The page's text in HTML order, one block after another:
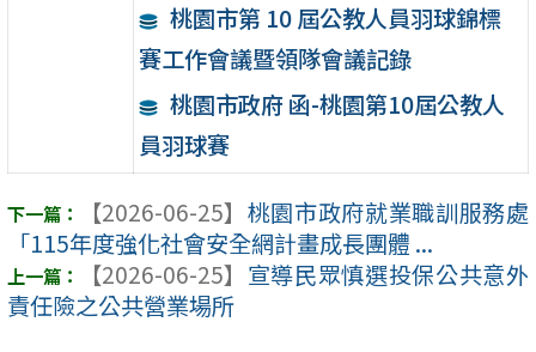
桃園市第 10 屆公教人員羽球錦標
賽工作會議暨領隊會議記錄
桃園市政府 函-桃園第10屆公教人
員羽球賽
【2026-06-25】 桃園市政府就業職訓服務處
「115年度強化社會安全網計畫成長團體 ...
【2026-06-25】 宣導民眾慎選投保公共意外
責任險之公共營業場所